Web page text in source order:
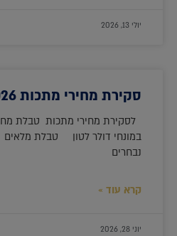
יולי 13, 2026
סקירת מחירי מתכות 25.6.2026
לסקירת מחירי מתכות טבלת
במונחי דולר לטון טבלת
נבחרים
קרא עוד »
יוני 28, 2026